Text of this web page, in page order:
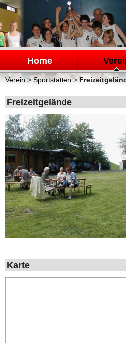
Navigation
überspringen
Home
Verein> Sportstätten>
Freizeitgelände
Karte